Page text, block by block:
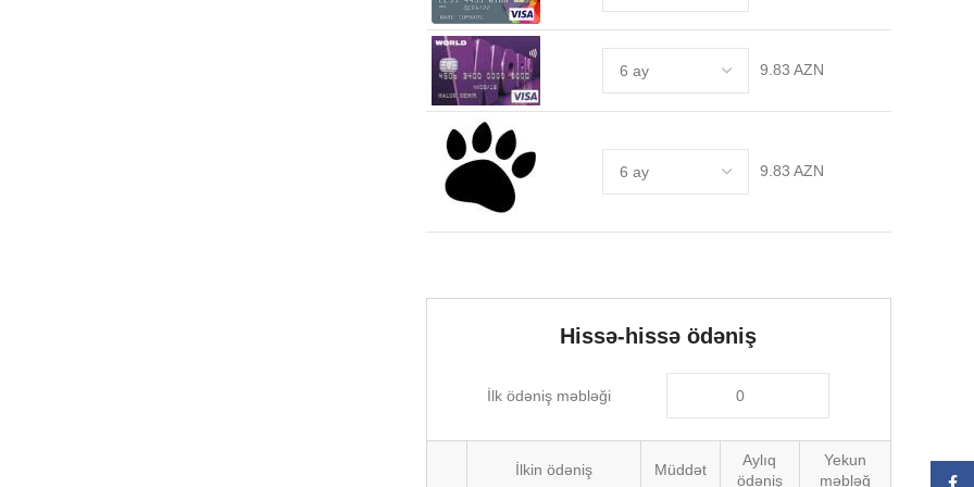
9.83 AZN
9.83 AZN
Hissə-hissə ödəniş
İlk ödəniş məbləği
İlkin ödəniş Müddət
Aylıq
ödəniş
Yekun
məbləğ